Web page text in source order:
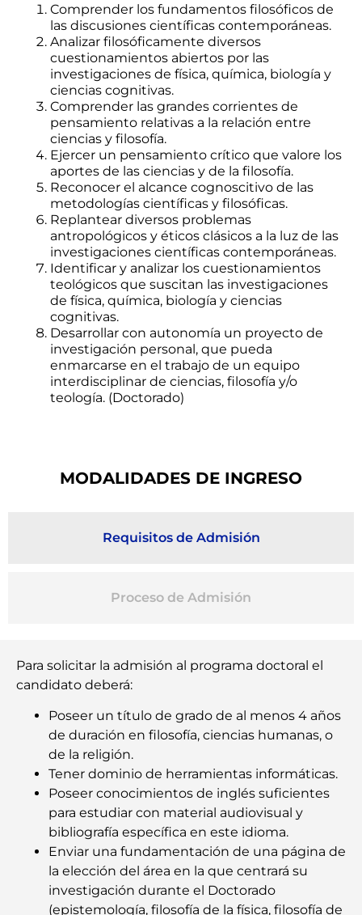
Comprender los fundamentos filosóficos de
las discusiones científicas contemporáneas.
Analizar filosóficamente diversos
cuestionamientos abiertos por las
investigaciones de física, química, biología y
ciencias cognitivas.
Comprender las grandes corrientes de
pensamiento relativas a la relación entre
ciencias y filosofía.
Ejercer un pensamiento crítico que valore los
aportes de las ciencias y de la filosofía.
Reconocer el alcance cognoscitivo de las
metodologías científicas y filosóficas.
Replantear diversos problemas
antropológicos y éticos clásicos a la luz de las
investigaciones científicas contemporáneas.
Identificar y analizar los cuestionamientos
teológicos que suscitan las investigaciones
de física, química, biología y ciencias
cognitivas.
Desarrollar con autonomía un proyecto de
investigación personal, que pueda
enmarcarse en el trabajo de un equipo
interdisciplinar de ciencias, filosofía y/o
teología. (Doctorado)
MODALIDADES DE INGRESO
Requisitos de Admisión
Proceso de Admisión
Para solicitar la admisión al programa doctoral el
candidato deberá:
Poseer un título de grado de al menos 4 años
de duración en filosofía, ciencias humanas, o
de la religión.
Tener dominio de herramientas informáticas.
Poseer conocimientos de inglés suficientes
para estudiar con material audiovisual y
bibliografía específica en este idioma.
Enviar una fundamentación de una página de
la elección del área en la que centrará su
investigación durante el Doctorado
(epistemología, filosofía de la física, filosofía de